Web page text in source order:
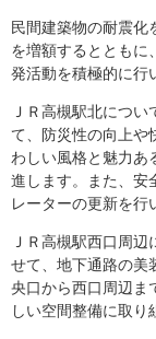
民間建築物の耐震化
を増額するとともに
発活動を積極的に行
ＪＲ高槻駅北につ
て、防災性の向上や
わしい風格と魅力あ
進します。また、安
レーターの更新を行
ＪＲ高槻駅西口周
せて、地下通路の美
央口から西口周辺ま
しい空間整備に取り